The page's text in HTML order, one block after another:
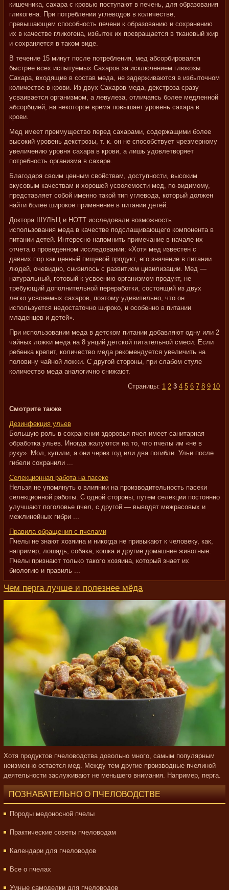
кишечника, сахара с кровью поступают в печень, для образования
гликогена. При потреблении углеводов в количестве,
превышающем способность печени к образованию и сохранению
их в качестве гликогена, избыток их превращается в тканевый жир
и сохраняется в таком виде.
В течение 15 минут после потребления, мед абсорбировался
быстрее всех испытуемых Сахаров за исключением глюкозы.
Сахара, входящие в состав меда, не задерживаются в избыточном
количестве в крови. Из двух Сахаров меда, декстроза сразу
усваивается организмом, а левулеза, отличаясь более медленной
абсорбцией, на некоторое время повышает уровень сахара в
крови.
Мед имеет преимущество перед сахарами, содержащими более
высокий уровень декстрозы, т. к. он не способствует чрезмерному
увеличению уровня сахара в крови, а лишь удовлетворяет
потребность организма в сахаре.
Благодаря своим ценным свойствам, доступности, высоким
вкусовым качествам и хорошей усвояемости мед, по-видимому,
представляет собой именно такой тип углевода, который должен
найти более широкое применение в питании детей.
Доктора ШУЛЬЦ и НОТТ исследовали возможность
использования меда в качестве подслащивающего компонента в
питании детей. Интересно напомнить примечание в начале их
отчета о проведенном исследовании: «Хотя мед известен с
давних пор как ценный пищевой продукт, его значение в питании
людей, очевидно, снизилось с развитием цивилизации. Мед —
натуральный, готовый к усвоению организмом продукт, не
требующий дополнительной переработки, состоящий из двух
легко усвояемых сахаров, поэтому удивительно, что он
используется недостаточно широко, и особенно в питании
младенцев и детей».
При использовании меда в детском питании добавляют одну или 2
чайных ложки меда на 8 унций детской питательной смеси. Если
ребенка крепит, количество меда рекомендуется увеличить на
половину чайной ложки. С другой стороны, при слабом стуле
количество меда аналогично снижают.
Страницы: 1 2 3 4 5 6 7 8 9 10
Смотрите также
Дезинфекция ульев
Большую роль в сохранении здоровья пчел имеет санитарная
обработка ульев. Иногда жалуются на то, что пчелы им «не в
руку». Мол, купили, а они через год или два погибли. Ульи после
гибели сохранили ...
Селекционная работа на пасеке
Нельзя не упомянуть о влиянии на производительность пасеки
селекционной работы. С одной стороны, путем селекции постоянно
улучшают поголовье пчел, с другой — выводят межрасовых и
межлинейных гибри ...
Правила обращения с пчелами
Пчелы не знают хозяина и никогда не привыкают к человеку, как,
например, лошадь, собака, кошка и другие домашние животные.
Пчелы признают только такого хозяина, который знает их
биологию и правиль ...
Чем перга лучше и полезнее мёда
Хотя продуктов пчеловодства довольно много, самым популярным
неизменно остается мед. Между тем другие производные пчелиной
деятельности заслуживают не меньшего внимания. Например, перга.
ПОЗНАВАТЕЛЬНО О ПЧЕЛОВОДСТВЕ
Породы медоносной пчелы
Практические советы пчеловодам
Календари для пчеловодов
Все о пчелах
Умные самоделки для пчеловодов